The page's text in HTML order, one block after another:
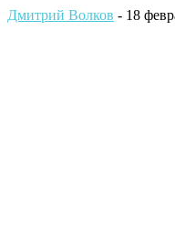
Дмитрий Волков - 18